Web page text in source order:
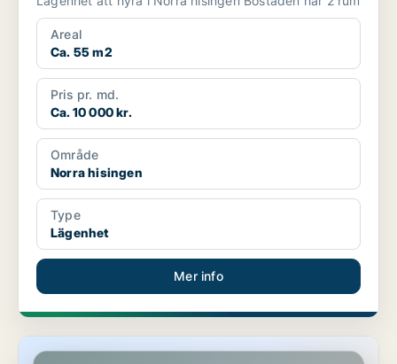
Areal
Ca. 55 m2
Pris pr. md.
Ca. 10 000 kr.
Område
Norra hisingen
Type
Lägenhet
Mer info
Lägenhet i Norra hisingen